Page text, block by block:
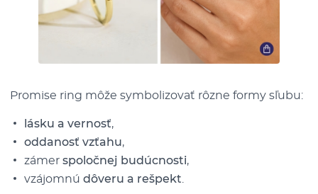
Promise ring môže symbolizovať rôzne formy sľubu:
lásku a vernosť,
oddanosť vzťahu,
zámer spoločnej budúcnosti,
vzájomnú dôveru a rešpekt